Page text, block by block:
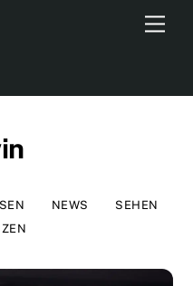
NEWS
SEHEN